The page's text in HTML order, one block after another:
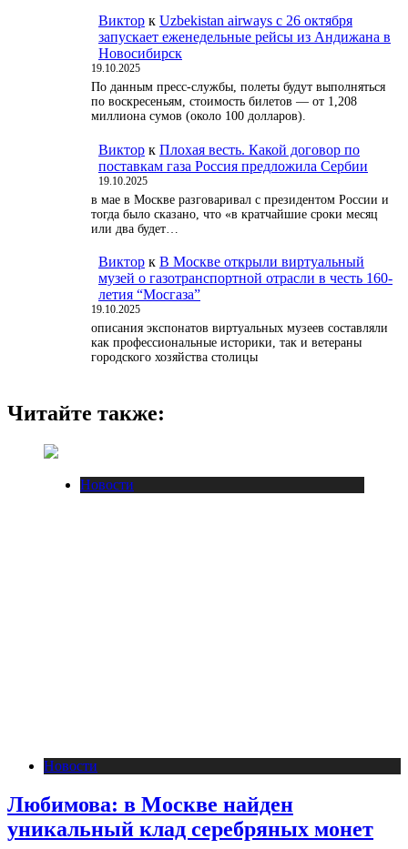
Виктор к Uzbekistan airways с 26 октября
запускает еженедельные рейсы из Андижана в
Новосибирск
19.10.2025
По данным пресс-службы, полеты будут выполняться
по воскресеньям, стоимость билетов — от 1,208
миллиона сумов (около 100 долларов).
Виктор к Плохая весть. Какой договор по
поставкам газа Россия предложила Сербии
19.10.2025
в мае в Москве разговаривал с президентом России и
тогда было сказано, что «в кратчайшие сроки месяц
или два будет…
Виктор к В Москве открыли виртуальный
музей о газотранспортной отрасли в честь 160-
летия “Мосгаза”
19.10.2025
описания экспонатов виртуальных музеев составляли
как профессиональные историки, так и ветераны
городского хозяйства столицы
Читайте также:
Новости
Новости
Любимова: в Москве найден
уникальный клад серебряных монет